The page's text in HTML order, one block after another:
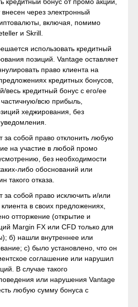
через электронный
включая, помимо
и Skrill.
использовать кредитный
позиций. Vantage оставляет
право клиента на
кредитных бонусов,
весь кредитный бонус с его/ее
частичную/всю прибыль,
хеджирования, без
за собой право отклонить любую
на участие в любой промо
без необходимости
либо обоснований или
такого отказа.
за собой право исключить и/или
в своих предложениях,
отторжение (открытие и
Margin FX или CFD только для
б) нашли внутреннее или
c) было установлено, что он
соглашение или нарушил
В случае такого
или нарушения Vantage
любую сумму бонуса с